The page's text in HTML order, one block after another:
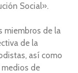
Social».
miembros de la
de la
así como
de